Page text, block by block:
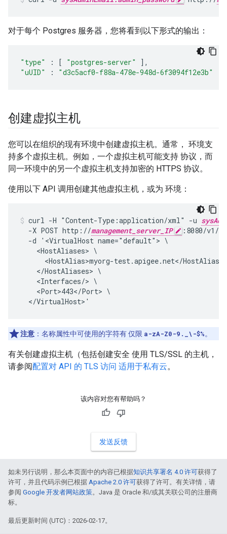
对于每个 Postgres 服务器，您将看到以下形式的输出：
"type" : [ "postgres-server"
],
"uUID"
: "d3c5acf0-f88a-478e-948d-6f3094f12e3b"
创建虚拟主机
您可以在组织的现有环境中创建虚拟主机。通常， 环境支
持多个虚拟主机。例如，一个虚拟主机可能支持 协议，而
同一环境中的另一个虚拟主机支持加密的 HTTPS 协议。
使用以下 API 调用创建其他虚拟主机，或为 环境：
curl -H "Content-Type:application/xml" -u
  -X POST http://
management_server_IP
:8080/v1/
  -d '<VirtualHost name="default"> \
    <HostAliases> \
<HostAlias>myorg-test.apigee.net</HostAlias>
    </HostAliases> \
    <Interfaces/> \
    <Port>443</Port> \
  </VirtualHost>'
注意 ：名称属性中可使用的字符有 仅限 a-zA-Z0-9._\-$%。
有关创建虚拟主机（包括创建安全 使用 TLS/SSL 的主机，
请参阅配置对 API 的 TLS 访问 适用于私有云。
该内容对您有帮助吗？
发送反馈
如未另行说明，那么本页面中的内容已根据知识共享署名 4.0 许可获得了
许可，并且代码示例已根据 Apache 2.0 许可获得了许可。有关详情，请
参阅 Google 开发者网站政策。Java 是 Oracle 和/或其关联公司的注册商
标。
最后更新时间 (UTC)：2026-02-17。